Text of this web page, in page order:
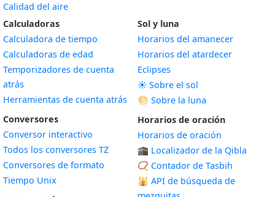
Calidad del aire
Calculadoras
Calculadora de tiempo
Calculadoras de edad
Temporizadores de cuenta
atrás
Herramientas de cuenta atrás
Conversores
Conversor interactivo
Todos los conversores TZ
Conversores de formato
Tiempo Unix
Sol y luna
Horarios del amanecer
Horarios del atardecer
Eclipses
☀️ Sobre el sol
🌕 Sobre la luna
Horarios de oración
Horarios de oración
🕋 Localizador de la Qibla
📿 Contador de Tasbih
🕌 API de búsqueda de